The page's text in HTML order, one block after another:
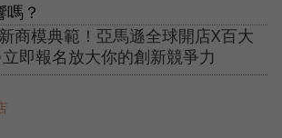
？
商模典範！亞馬遜全球開店X百大
即報名放大你的創新競爭力